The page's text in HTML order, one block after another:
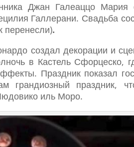
Джан Галеаццо Мария
Галлерани. Свадьба
перенесли).
создал декорации и
в Кастель Сфорцеско,
Праздник показал
праздник,
иль Моро.